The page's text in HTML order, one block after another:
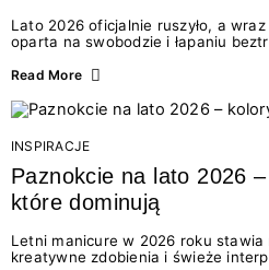
Lato 2026 oficjalnie ruszyło, a
oparta na swobodzie i łapaniu
doświadczenia wakacji – od
Motywem przewodnim jest
letnich momentów. Z tej okazji
wyjątkowego: wielki konkurs z
najgorętszych trendów w...
Read More
INSPIRACJE
Paznokcie na lato 2026
które dominują
Letni manicure w 2026 roku
kreatywne zdobienia i świeże